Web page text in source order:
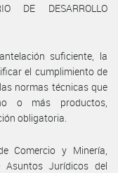
DE DESARROLLO
suficiente, la
el cumplimiento de
normas técnicas que
o más productos,
obligatoria.
Comercio y Minería,
Asuntos Jurídicos del